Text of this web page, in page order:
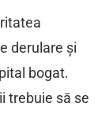
derulare și
bogat.
trebuie să se